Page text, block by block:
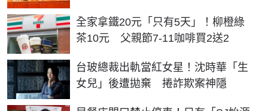
全家拿鐵20元「只有5天」！柳橙綠
茶10元 父親節7-11咖啡買2送2
台玻總裁出軌當紅女星！沈時華「生
女兒」後遭拋棄 捲詐欺案神隱